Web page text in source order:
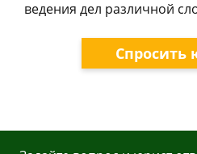
ведения дел различной
Спросить